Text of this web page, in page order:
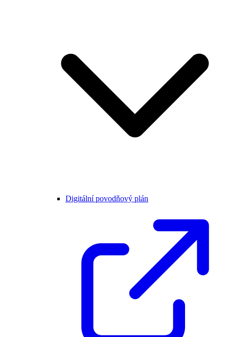
Digitální povodňový plán